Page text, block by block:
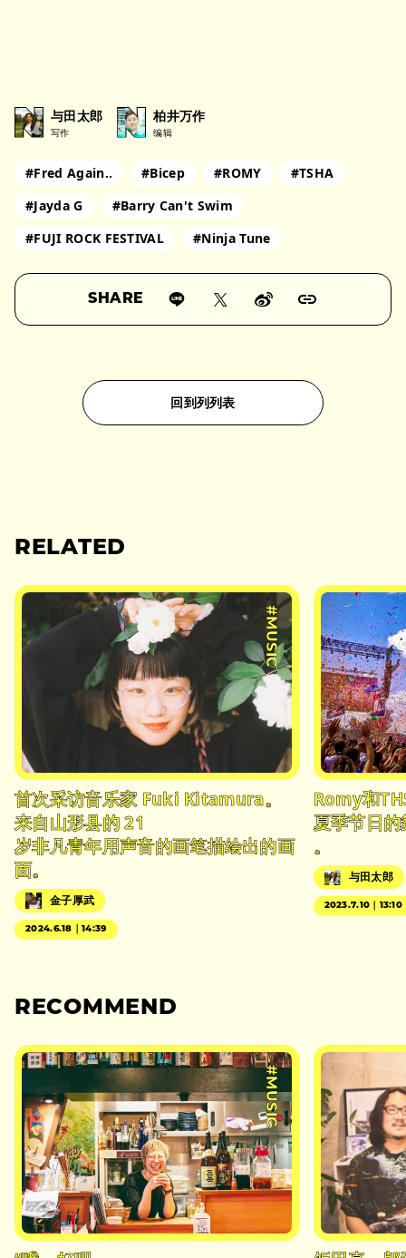
与田太郎
写作
柏井万作
编辑
#Fred Again.. #Bicep #ROMY
#TSHA
#Jayda G
#Barry Can't Swim
#FUJI ROCK FESTIVAL
#Ninja Tune
SHARE
回到列列表
RELATED
#MUSIC
首次采访音乐家 Fuki Kitamura。
来自山形县的 21
岁非凡青年用声音的画笔描绘出的画
面。
金子厚武
2024.6.18｜14:39
Romy和
夏季节日
。
与田太郎
2023.7.10｜13:10
RECOMMEND
#MUSIC